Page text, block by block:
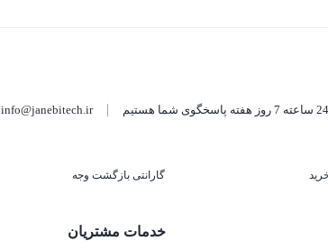
info@janebitech.ir
گارانتی بازگشت وجه
خدمات مشتریان